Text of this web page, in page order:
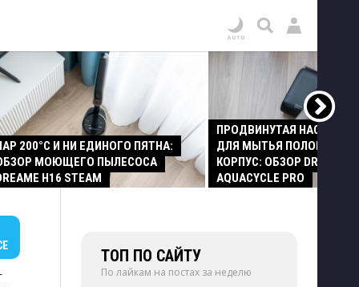
200°C И НИ ЕДИНОГО ПЯТНА:
МОЮЩЕГО ПЫЛЕСОСА
H16 STEAM
ПРОДВИНУТАЯ НАСАДКА
ДЛЯ МЫТЬЯ ПОЛОВ И
КОРПУС: ОБЗОР DREAME
AQUACYCLE PRO
ТОП ПО САЙТУ
По лайкам на постах за неделю